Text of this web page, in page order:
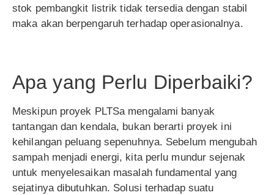
stok pembangkit listrik tidak tersedia dengan stabil
maka akan berpengaruh terhadap operasionalnya.
Apa yang Perlu Diperbaiki?
Meskipun proyek PLTSa mengalami banyak
tantangan dan kendala, bukan berarti proyek ini
kehilangan peluang sepenuhnya. Sebelum mengubah
sampah menjadi energi, kita perlu mundur sejenak
untuk menyelesaikan masalah fundamental yang
sejatinya dibutuhkan. Solusi terhadap suatu